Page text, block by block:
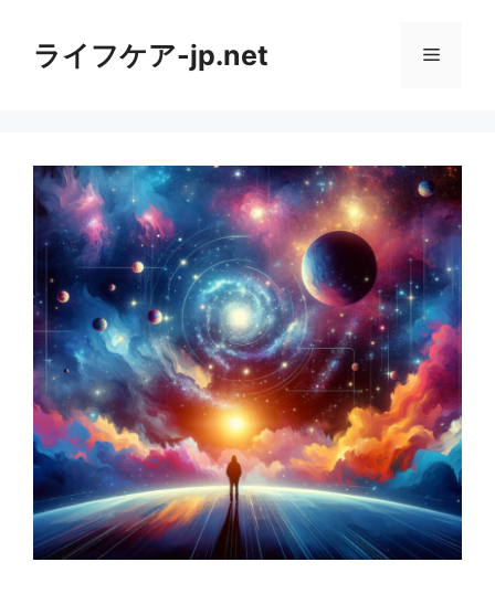
ライフケア-jp.net メ
ュ